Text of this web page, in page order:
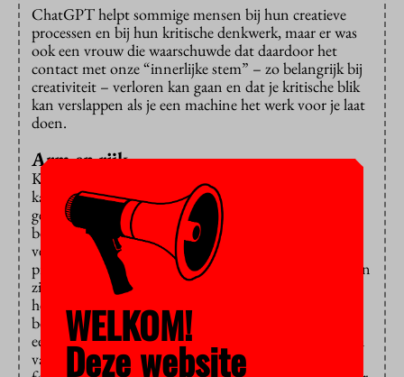
ChatGPT helpt sommige mensen bij hun creatieve
processen en bij hun kritische denkwerk, maar er was
ook een vrouw die waarschuwde dat daardoor het
contact met onze “innerlijke stem” – zo belangrijk bij
creativiteit – verloren kan gaan en dat je kritische blik
kan verslappen als je een machine het werk voor je laat
doen.
Arm en rijk
Kansarmere mensen hebben door het internet meer
kansen gekregen, merkte iemand op, dus AI kan meer
gelijkheid brengen. Maar als dingen achter een
betaalmuur verdwijnen, kan AI juist zorgen voor een
verbreding van de kloof tussen arm en rijk. En omdat
programma’s als ChatGPT door mensen gemaakt is en
zich baseert op informatie die mensen wereldwijd op
het internet zetten, is ChatGPT net zo
bevooroordeeld als die mensen. “Als je dus vraagt om
een bepaalde risicogroep te profileren bij het opsporen
van bijvoorbeeld tentamenfraude, heb je kans dat de
WELKOM!
Deze website